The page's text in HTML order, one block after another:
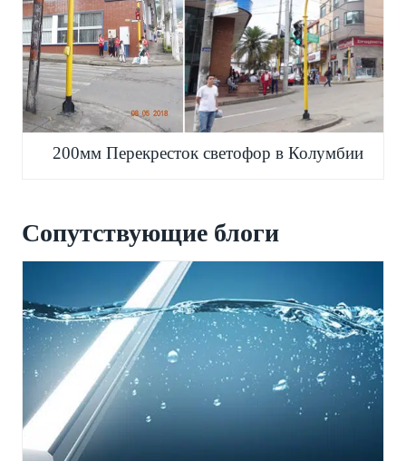
200мм Перекресток светофор в Колумбии
Сопутствующие блоги